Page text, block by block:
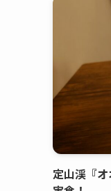
定山渓『